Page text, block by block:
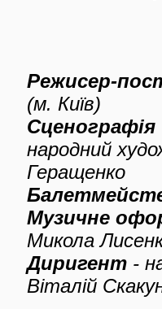
Режисер-
(м. Київ)
Сценографія
народний
Геращенко
Музичне
Микола
Диригент -
Віталій